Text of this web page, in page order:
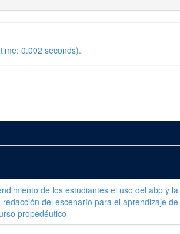
0.002 seconds).
de los estudiantes el uso del abp y la
del escenarío para el aprendizaje de
propedéutico